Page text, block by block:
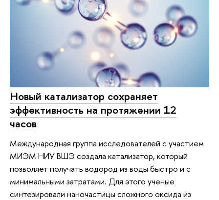
Новый катализатор сохраняет
эффективность на протяжении 12
часов
Международная группа исследователей с участием
МИЭМ НИУ ВШЭ создала катализатор, который
позволяет получать водород из воды быстро и с
минимальными затратами. Для этого ученые
синтезировали наночастицы сложного оксида из